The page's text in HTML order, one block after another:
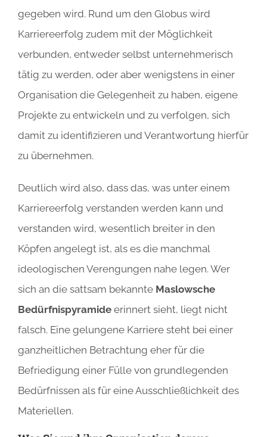
gegeben wird. Rund um den Globus wird
Karriereerfolg zudem mit der Möglichkeit
verbunden, entweder selbst unternehmerisch
tätig zu werden, oder aber wenigstens in einer
Organisation die Gelegenheit zu haben, eigene
Projekte zu entwickeln und zu verfolgen, sich
damit zu identifizieren und Verantwortung hierfür
zu übernehmen.
Deutlich wird also, dass das, was unter einem
Karriereerfolg verstanden werden kann und
verstanden wird, wesentlich breiter in den
Köpfen angelegt ist, als es die manchmal
ideologischen Verengungen nahe legen. Wer
sich an die sattsam bekannte Maslowsche
Bedürfnispyramide erinnert sieht, liegt nicht
falsch. Eine gelungene Karriere steht bei einer
ganzheitlichen Betrachtung eher für die
Befriedigung einer Fülle von grundlegenden
Bedürfnissen als für eine Ausschließlichkeit des
Materiellen.